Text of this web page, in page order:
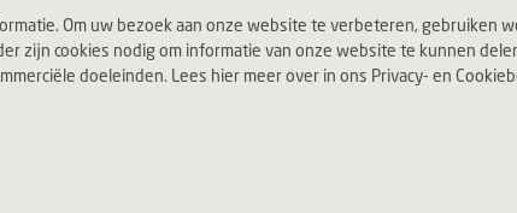
Om uw bezoek aan onze website te verbeteren, gebruiken
zijn cookies nodig om informatie van onze website te kunnen
doeleinden. Lees hier meer over in ons Privacy- en